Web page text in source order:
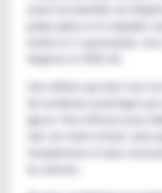
avant les bienfaits du
palais grâce à 6 e-liquides
fruités et 2 gourmands,
Végétol et 50% VG.
Une édition qui mise tout
de nombreux avantages
glycol. Plus efficace pour
température et plus